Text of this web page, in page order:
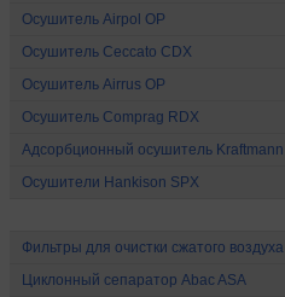
Осушитель Airpol OP
Осушитель Ceccato CDX
Осушитель Airrus OP
Осушитель Comprag RDX
Адсорбционный осушитель Kraftmann
Осушители Hankison SPX
Фильтры для очистки сжатого воздуха
Циклонный сепаратор Abac ASA